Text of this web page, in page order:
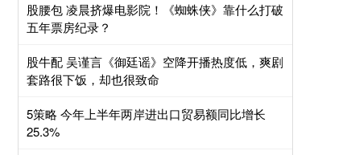
股腰包 凌晨挤爆电影院！《蜘蛛侠》靠什么打破
五年票房纪录？
股牛配 吴谨言《御廷谣》空降开播热度低，爽剧
套路很下饭，却也很致命
5策略 今年上半年两岸进出口贸易额同比增长
25.3%